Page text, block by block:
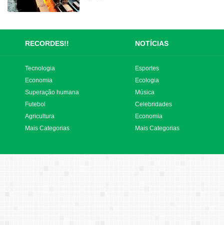
RECORDES!! NOTÍCIAS
Tecnologia
Economia
Superação humana
Futebol
Agricultura
Mais Categorias
Esportes
Ecologia
Música
Celebridades
Economia
Mais Categorias